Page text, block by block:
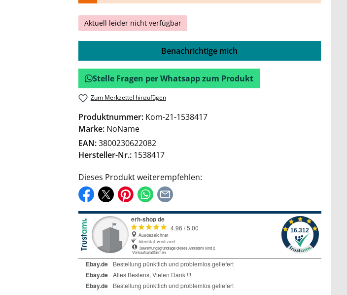
Aktuell leider nicht verfügbar
Benachrichtige mich
Stelle Fragen per Whatsapp zum Produkt
Zum Merkzettel hinzufügen
Produktnummer: Kom-21-1538417
Marke: NoName
EAN:3800230622082
Hersteller-Nr.: 1538417
Dieses Produkt weiterempfehlen: